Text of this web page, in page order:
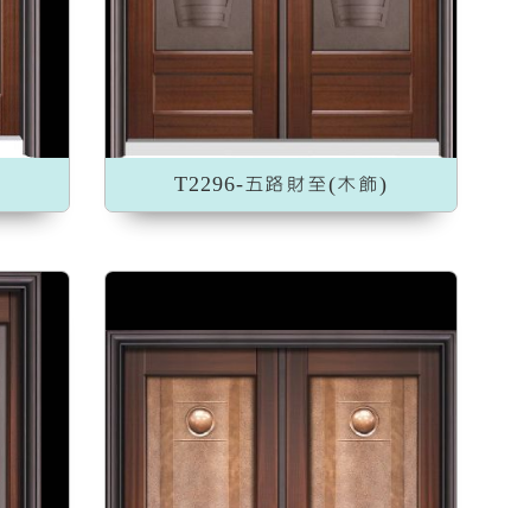
T2296-五路財至(木飾)